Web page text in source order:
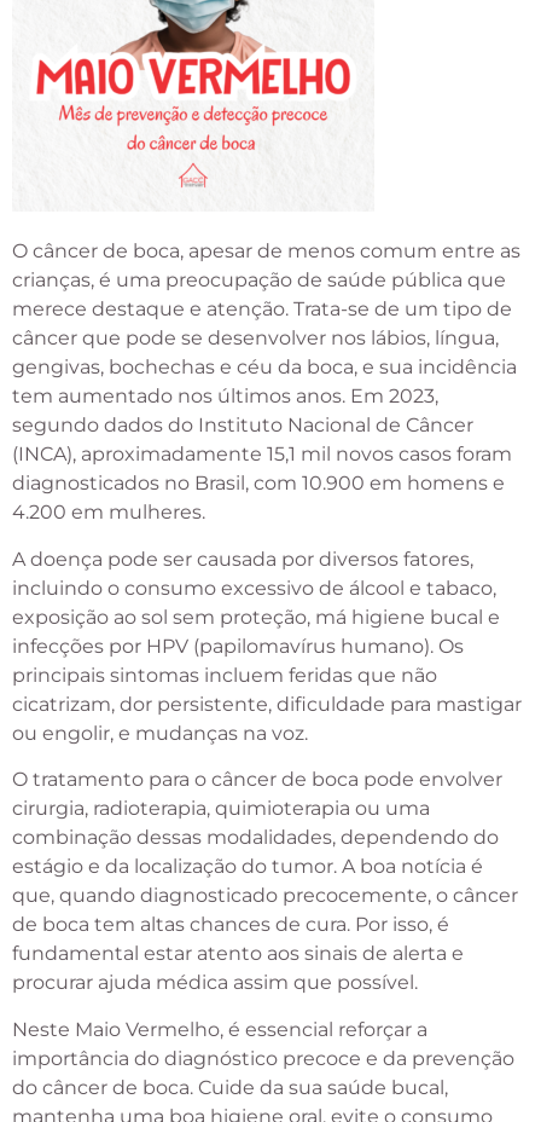
O câncer de boca, apesar de menos comum entre as
crianças, é uma preocupação de saúde pública que
merece destaque e atenção. Trata-se de um tipo de
câncer que pode se desenvolver nos lábios, língua,
gengivas, bochechas e céu da boca, e sua incidência
tem aumentado nos últimos anos. Em 2023,
segundo dados do Instituto Nacional de Câncer
(INCA), aproximadamente 15,1 mil novos casos foram
diagnosticados no Brasil, com 10.900 em homens e
4.200 em mulheres.
A doença pode ser causada por diversos fatores,
incluindo o consumo excessivo de álcool e tabaco,
exposição ao sol sem proteção, má higiene bucal e
infecções por HPV (papilomavírus humano). Os
principais sintomas incluem feridas que não
cicatrizam, dor persistente, dificuldade para mastigar
ou engolir, e mudanças na voz.
O tratamento para o câncer de boca pode envolver
cirurgia, radioterapia, quimioterapia ou uma
combinação dessas modalidades, dependendo do
estágio e da localização do tumor. A boa notícia é
que, quando diagnosticado precocemente, o câncer
de boca tem altas chances de cura. Por isso, é
fundamental estar atento aos sinais de alerta e
procurar ajuda médica assim que possível.
Neste Maio Vermelho, é essencial reforçar a
importância do diagnóstico precoce e da prevenção
do câncer de boca. Cuide da sua saúde bucal,
mantenha uma boa higiene oral, evite o consumo